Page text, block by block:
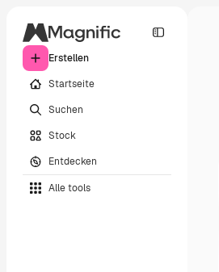
Erstellen
Startseite
Suchen
Stock
Entdecken
Alle tools